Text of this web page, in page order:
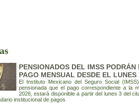
PENSIONADOS DEL IMSS PODRÁN
PAGO MENSUAL DESDE EL LUNES
El Instituto Mexicano del Seguro Social
pensionada que el pago correspondiente a la
2026, estará disponible a partir del lunes 3 del
institucional de pagos